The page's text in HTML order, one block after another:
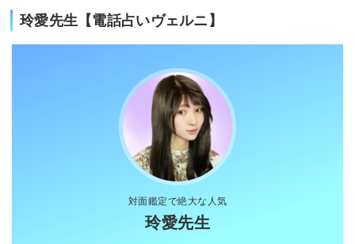
玲愛先生【電話占いヴェルニ】
対面鑑定で絶大な人気
玲愛先生